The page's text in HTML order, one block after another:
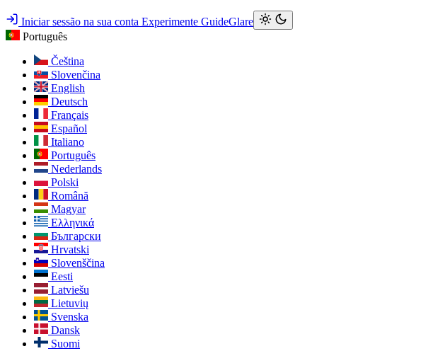
Iniciar sessão na sua conta Experimente GuideGlare
Português
Čeština
Slovenčina
English
Deutsch
Français
Español
Italiano
Português
Nederlands
Polski
Română
Magyar
Ελληνικά
Български
Hrvatski
Slovenščina
Eesti
Latviešu
Lietuvių
Svenska
Dansk
Suomi